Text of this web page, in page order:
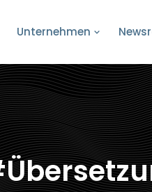
Unternehmen